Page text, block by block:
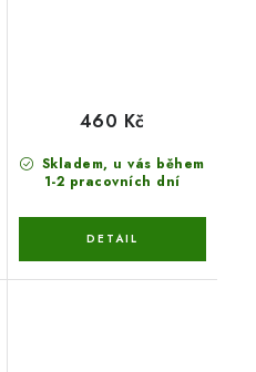
Skladem, u vás během
1-2 pracovních dní
460 Kč